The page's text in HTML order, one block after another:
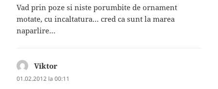
Vad prin poze si niste porumbite de ornament
motate, cu incaltatura… cred ca sunt la marea
naparlire…
Viktor
01.02.2012 la 00:11